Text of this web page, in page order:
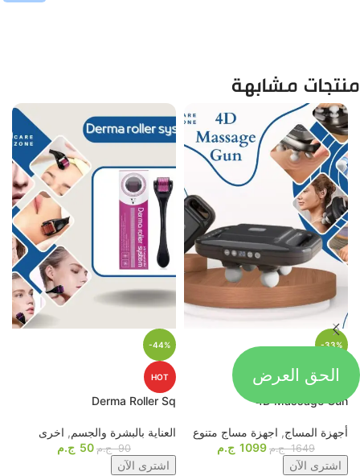
منتجات مشابهة
-33%
HOT
4D Massage Gun
أجهزة المساج, اجهزة مساج متنوع
1649 ج.م 1099 ج.م
اشترى الآن
-44%
HOT
Derma Roller Sq
العناية بالبشرة والجسم, اخرى
90 ج.م 50 ج.م
اشترى الآن
الحق العرض